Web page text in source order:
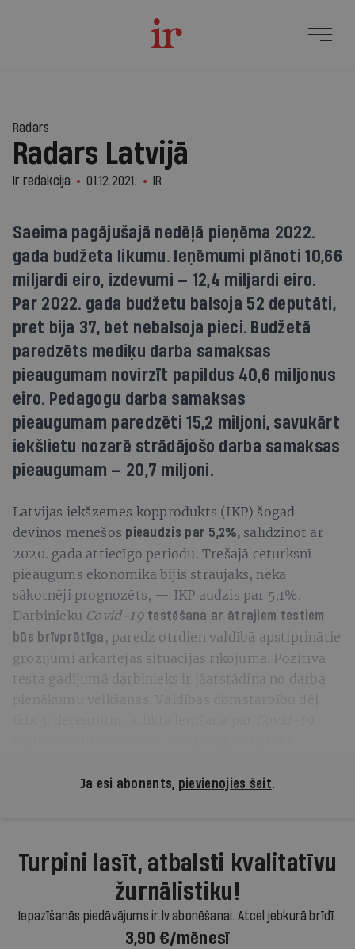
Radars
Radars Latvijā
Ir redakcija 01.12.2021. IR
Saeima pagājušajā nedēļā pieņēma 2022.
gada budžeta likumu. Ieņēmumi plānoti 10,66
miljardi eiro, izdevumi — 12,4 miljardi eiro.
Par 2022. gada budžetu balsoja 52 deputāti,
pret bija 37, bet nebalsoja pieci. Budžetā
paredzēts mediķu darba samaksas
pieaugumam novirzīt papildus 40,6 miljonus
eiro. Pedagogu darba samaksas
pieaugumam paredzēti 15,2 miljoni, savukārt
iekšlietu nozarē strādājošo darba samaksas
pieaugumam — 20,7 miljoni.
Latvijas iekšzemes kopprodukts (IKP) šogad
deviņos mēnešos pieaudzis par 5,2%,salīdzinot ar
2020. gada attiecīgo periodu. Trešajā ceturksnī
pieaugums ekonomikā bijis straujāks, nekā
sākotnēji prognozēts, — IKP audzis par 5,1%.
Darbinieku Covid-19 testēšana ar ātrajiem testiem
būs brīvprātīga , paredz otrdien valdībā apstiprinātie
grozījumi ārkārtējās situācijas rīkojumā. Pozitīva
testa gadījumā darbinieks ir jāatstādina no darba
Ja esi abonents, pievienojies šeit.
Turpini lasīt, atbalsti kvalitatīvu
žurnālistiku!
Iepazīšanās piedāvājums ir.lv abonēšanai. Atcel jebkurā brīdī.
3,90 €/mēnesī